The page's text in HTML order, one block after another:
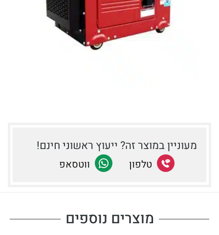
מעוניין במוצר זה? ייעוץ ראשוני חינם!
שתף
טלפון
שתףווטסאפ
מוצרים נוספים